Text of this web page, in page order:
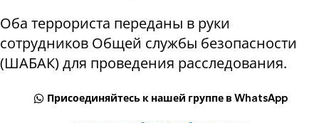
Оба террориста переданы в руки
сотрудников Общей службы безопасности
(ШАБАК) для проведения расследования.
Присоединяйтесь к нашей группе в WhatsApp